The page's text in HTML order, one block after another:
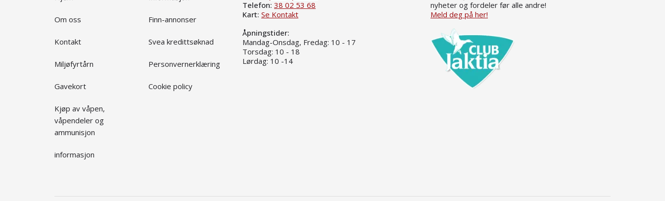
Om oss
Kontakt
Miljøfyrtårn
Gavekort
Kjøp av våpen,
våpendeler og
ammunisjon
informasjon
Finn-annonser
Svea kredittsøknad
Personvernerklæring
Cookie policy
Telefon: 38 02 53 68
Kart: Se Kontakt
Åpningstider:
Mandag-Onsdag, Fredag: 10 - 17
Torsdag: 10 - 18
Lørdag: 10 -14
nyheter og fordeler før alle andre!
Meld deg på her!